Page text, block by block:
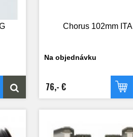
Chorus 102mm ITA
Na objednávku
76,- €